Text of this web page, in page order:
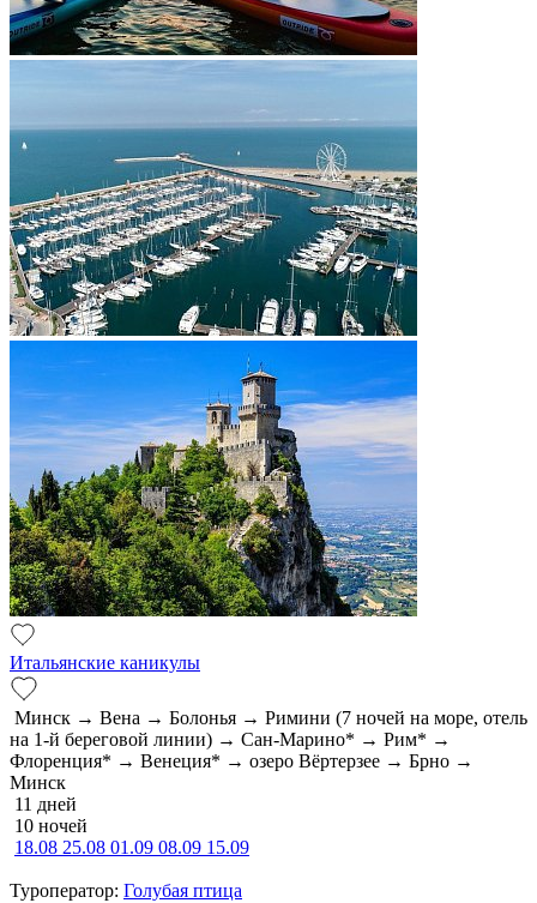
Итальянские каникулы
Минск → Вена → Болонья → Римини (7 ночей на море, отель
на 1-й береговой линии) → Сан-Марино* → Рим* →
Флоренция* → Венеция* → озеро Вёртерзее → Брно →
Минск
11 дней
10 ночей
18.08 25.08 01.09 08.09 15.09
Туроператор: Голубая птица